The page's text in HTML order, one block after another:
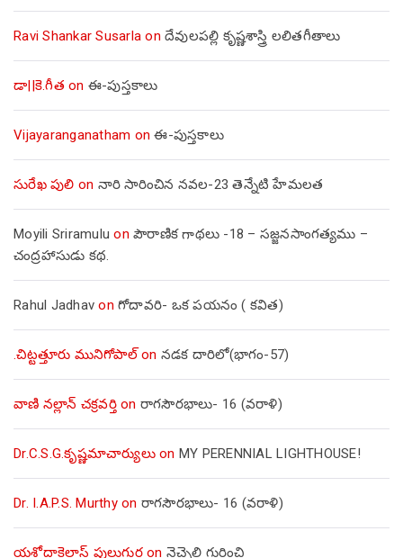
Ravi Shankar Susarla on దేవులపల్లి కృష్ణశాస్త్రి లలితగీతాలు
డా||కె.గీత on ఈ-పుస్తకాలు
Vijayaranganatham onఈ-పుస్తకాలు
సురేఖ పులి on నారి సారించిన నవల-23 తెన్నేటి హేమలత
Moyili Sriramulu on పౌరాణిక గాథలు -18 – సజ్జనసాంగత్యము –
చంద్రహాసుడు కథ.
Rahul Jadhav on గోదావరి- ఒక పయనం ( కవిత)
.చిట్టత్తూరు మునిగోపాల్on నడక దారిలో(భాగం-57)
వాణి నల్లాన్ చక్రవర్తిon రాగసౌరభాలు- 16 (వరాళి)
Dr.C.S.G.కృష్ణమాచార్యులుon MY PERENNIAL LIGHTHOUSE!
Dr. I.A.P.S. Murthyon రాగసౌరభాలు- 16 (వరాళి)
యశోదాకైలాస్ పులుగుర్తon నెచ్చెలి గురించి